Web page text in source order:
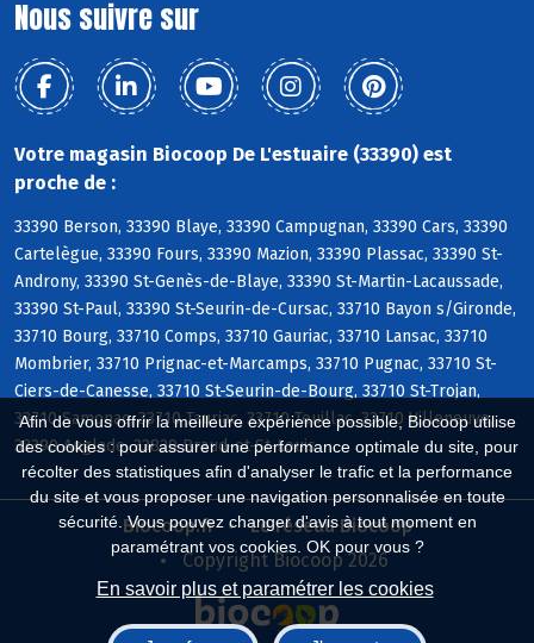
Afin de vous offrir la meilleure expérience possible, Biocoop utilise
des cookies : pour assurer une performance optimale du site, pour
récolter des statistiques afin d'analyser le trafic et la performance
du site et vous proposer une navigation personnalisée en toute
sécurité. Vous pouvez changer d'avis à tout moment en
paramétrant vos cookies. OK pour vous ?
En savoir plus et paramétrer les cookies
Nous suivre sur
Votre magasin Biocoop De L'estuaire (33390) est
proche de :
33390 Berson, 33390 Blaye, 33390 Campugnan, 33390 Cars, 33390
Cartelègue, 33390 Fours, 33390 Mazion, 33390 Plassac, 33390 St-
Androny, 33390 St-Genès-de-Blaye, 33390 St-Martin-Lacaussade,
33390 St-Paul, 33390 St-Seurin-de-Cursac, 33710 Bayon s/Gironde,
33710 Bourg, 33710 Comps, 33710 Gauriac, 33710 Lansac, 33710
Mombrier, 33710 Prignac-et-Marcamps, 33710 Pugnac, 33710 St-
Ciers-de-Canesse, 33710 St-Seurin-de-Bourg, 33710 St-Trojan,
33710 Samonac, 33710 Tauriac, 33710 Teuillac, 33710 Villeneuve,
33390 Anglade, 33820 Braud-et-St-Louis
Biocoop.fr
Le réseau Biocoop
Copyright Biocoop 2026